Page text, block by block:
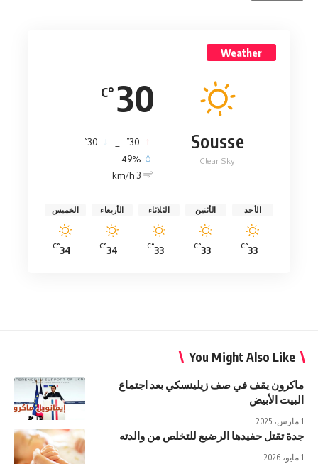
Weather
30
°C
Sousse
Clear Sky
30
°
30
°
49%
3 km/h
الأحد
33
°C
الأثنين
33
°C
الثلاثاء
33
°C
الأربعاء
34
°C
الخميس
34
°C
You Might Also Like
ماكرون يقف في صف زيلينسكي بعد اجتماع
البيت الأبيض
1 مارس، 2025
جدة تقتل حفيدها الرضيع للتخلص من والدته
1 مايو، 2026